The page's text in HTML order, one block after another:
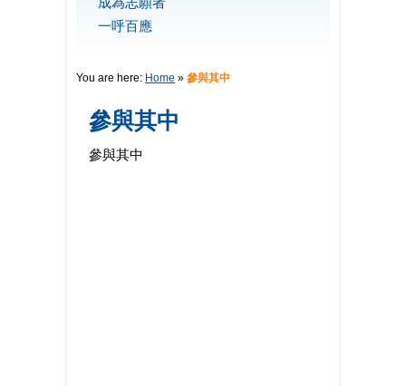
一呼百應
You are here: Home » 參與其中
參與其中
參與其中